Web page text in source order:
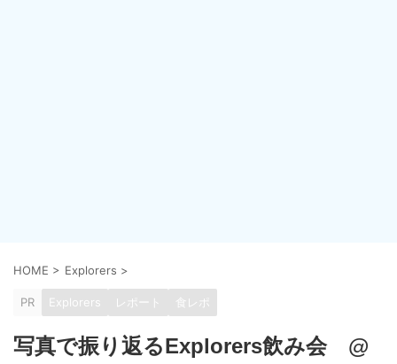
HOME > Explorers >
PR Explorers レポート 食レポ
写真で振り返るExplorers飲み会 @